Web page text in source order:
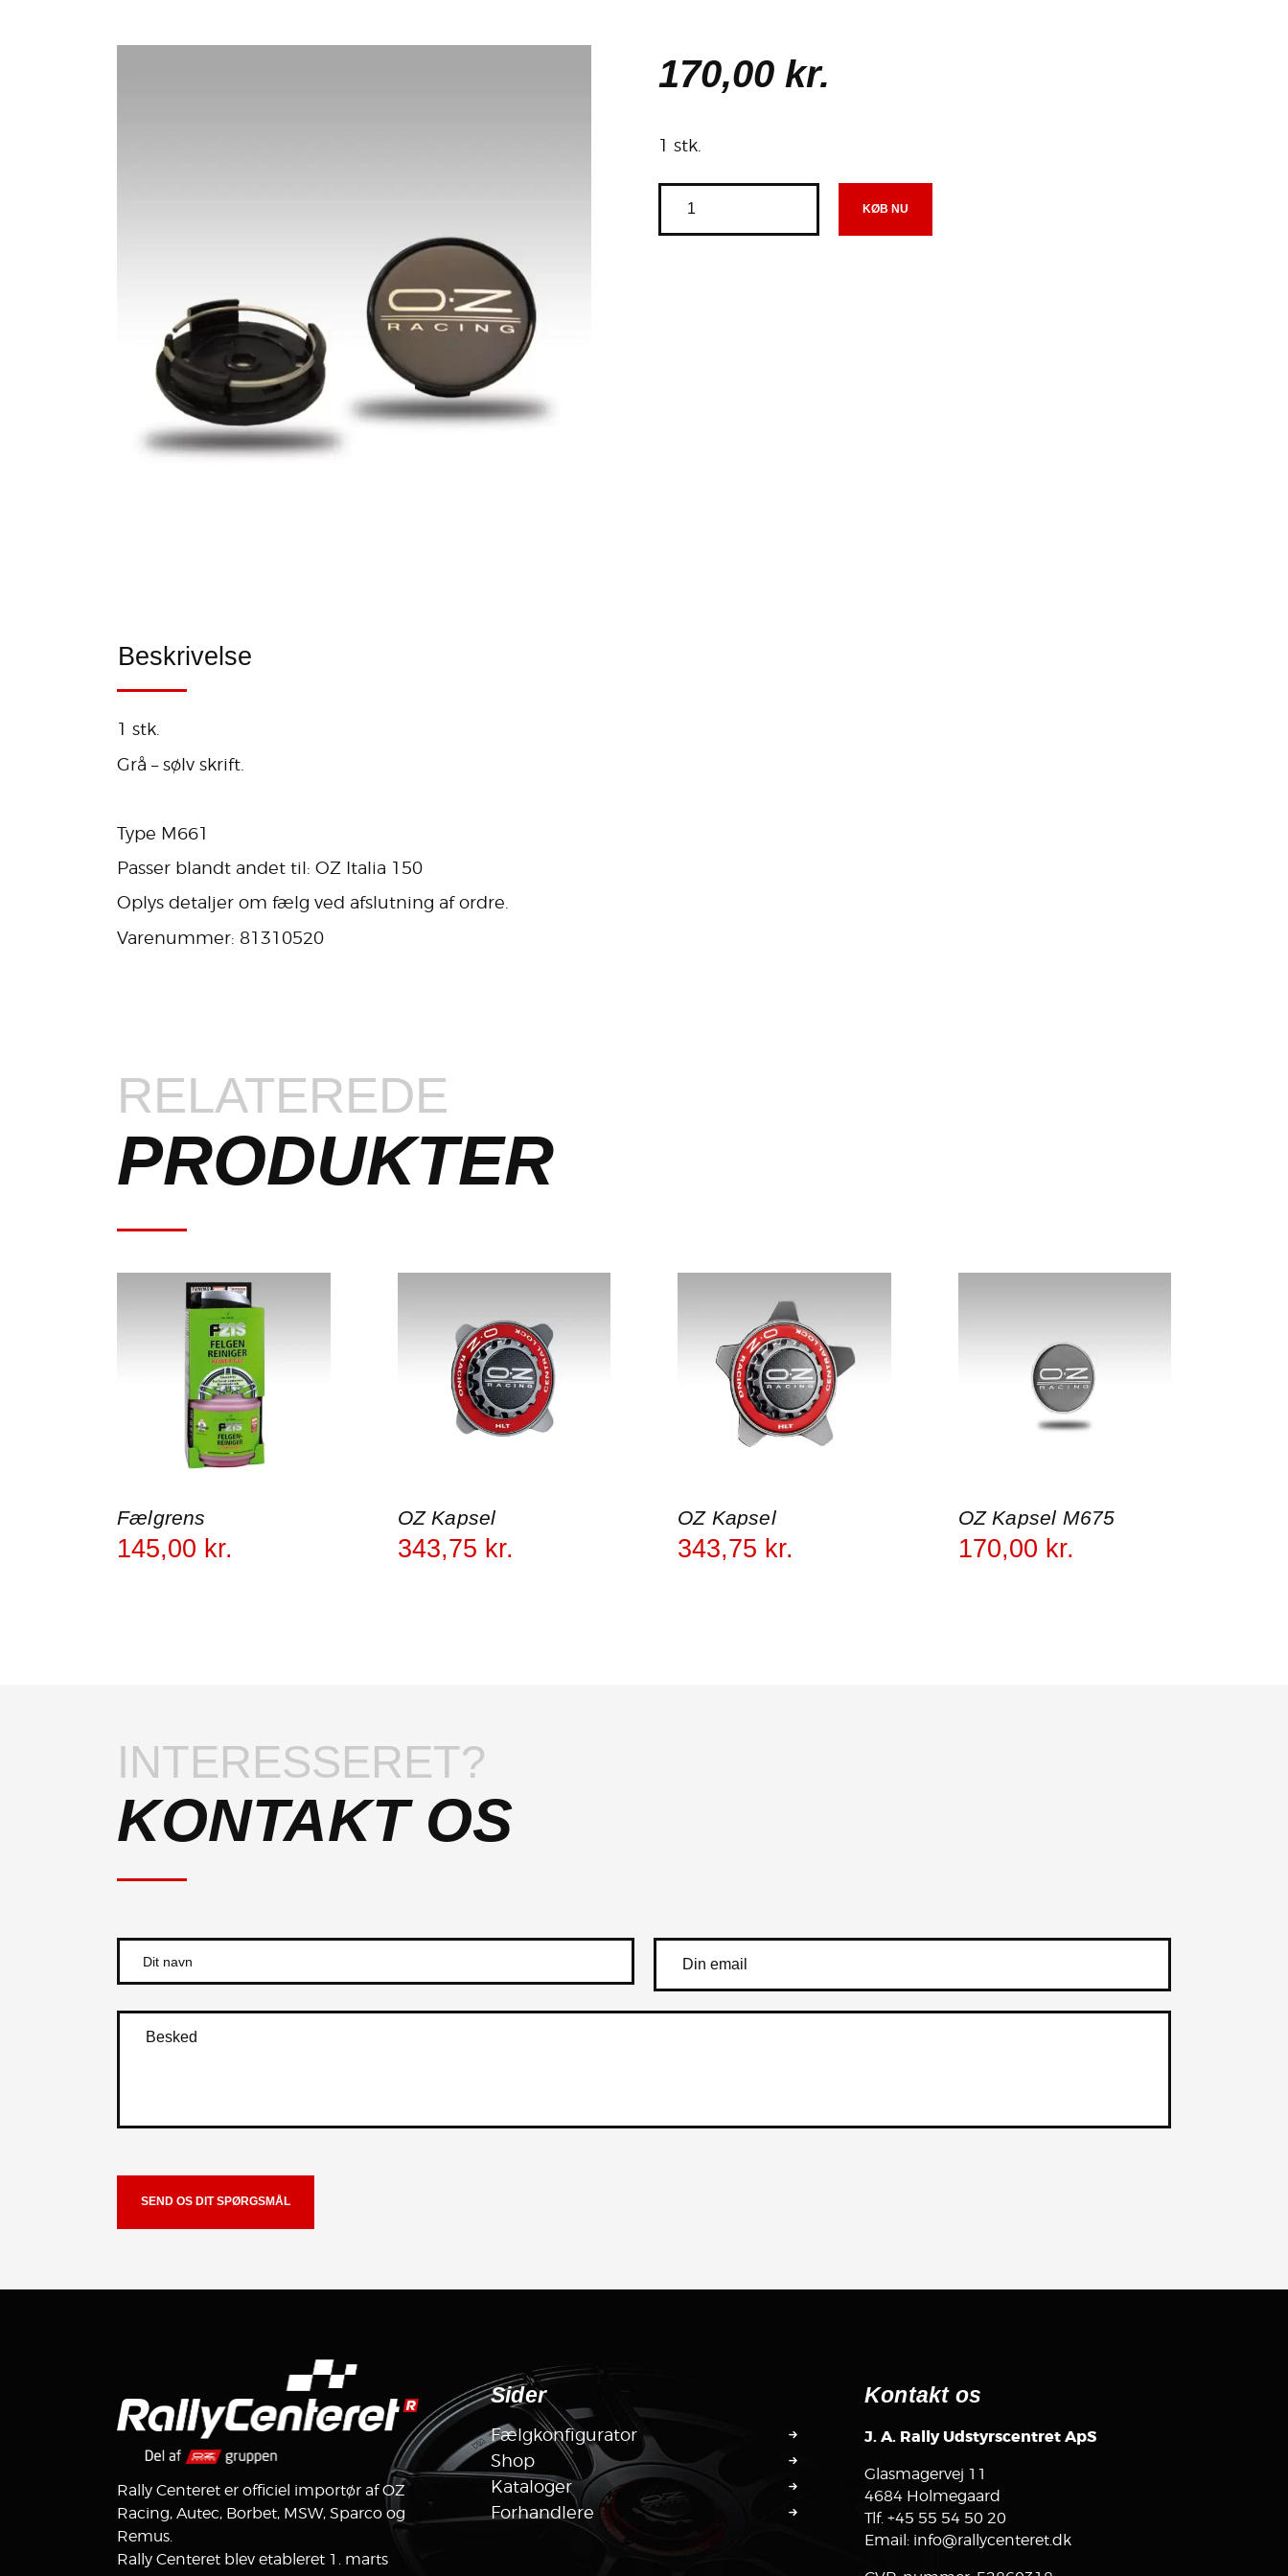
170,00 kr.
1 stk.
KØB NU
Beskrivelse
1 stk.
Grå – sølv skrift.
Type M661
Passer blandt andet til: OZ Italia 150
Oplys detaljer om fælg ved afslutning af ordre.
Varenummer: 81310520
RELATEREDE
PRODUKTER
Fælgrens
145,00 kr.
OZ Kapsel
343,75 kr.
OZ Kapsel
343,75 kr.
OZ Kapsel M675
170,00 kr.
INTERESSERET?
KONTAKT OS
Rally Centeret er officiel importør af OZ
Racing, Autec, Borbet, MSW, Sparco og
Remus.
Rally Centeret blev etableret 1. marts
Sider
Fælgkonfigurator
Shop
Kataloger
Forhandlere
Kontakt os
J. A. Rally Udstyrscentret ApS
Glasmagervej 11
4684 Holmegaard
Tlf. +45 55 54 50 20
Email: info@rallycenteret.dk